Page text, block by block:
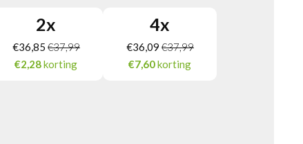
2x
€36,85 €37,99
€2,28korting
4x
€36,09 €37,99
€7,60korting